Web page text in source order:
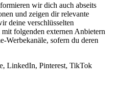
wir dich auch abseits
und zeigen dir relevante
deine verschlüsselten
folgenden externen Anbietern
Werbekanäle, sofern du deren
LinkedIn, Pinterest, TikTok